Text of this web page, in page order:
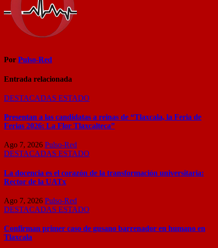
Por Pulso-Red
Entrada relacionada
DESTACADAS ESTADO
Presentan a las candidatas a reinas de “Tlaxcala, la Feria de
Ferias 2026: La Flor Tlaxcalteca”
Ago 7, 2026 Pulso-Red
DESTACADAS ESTADO
La docencia es el corazón de la transformación universitaria:
Rector de la UATx
Ago 7, 2026 Pulso-Red
DESTACADAS ESTADO
Confirman primer caso de gusano barrenador en humano en
Tlaxcala